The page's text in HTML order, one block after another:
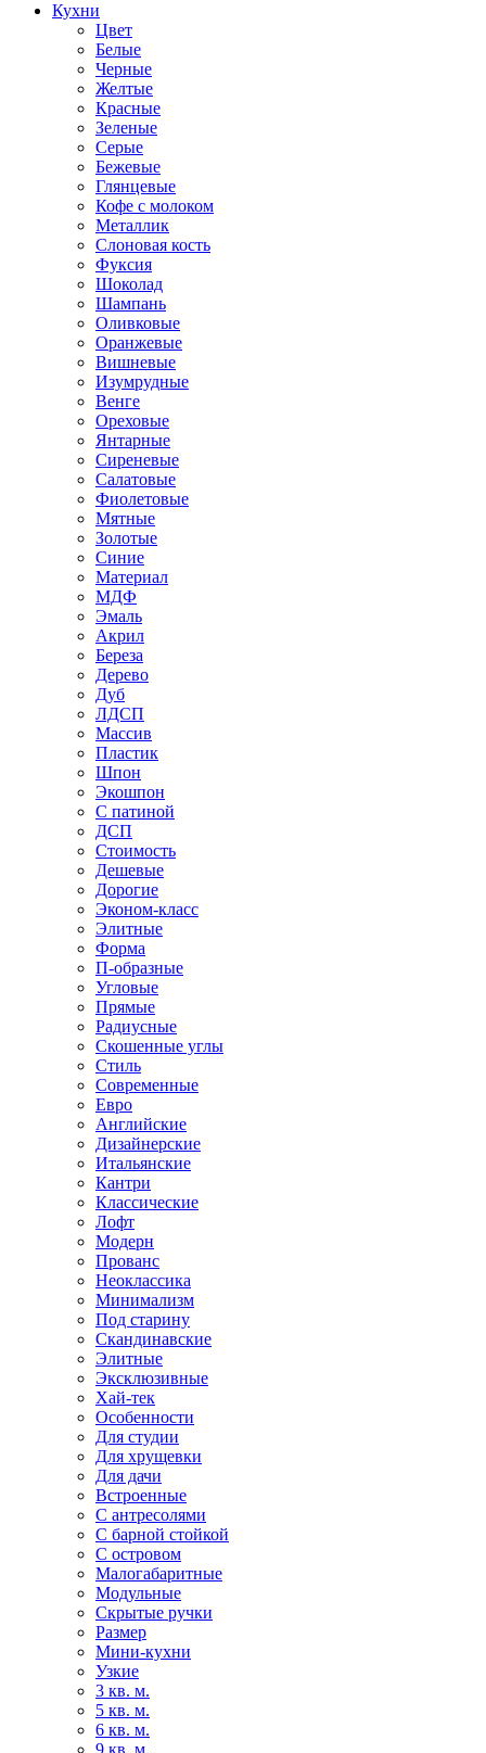
Кухни
Цвет
Белые
Черные
Желтые
Красные
Зеленые
Серые
Бежевые
Глянцевые
Кофе с молоком
Металлик
Слоновая кость
Фуксия
Шоколад
Шампань
Оливковые
Оранжевые
Вишневые
Изумрудные
Венге
Ореховые
Янтарные
Сиреневые
Салатовые
Фиолетовые
Мятные
Золотые
Синие
Материал
МДФ
Эмаль
Акрил
Береза
Дерево
Дуб
ЛДСП
Массив
Пластик
Шпон
Экошпон
С патиной
ДСП
Стоимость
Дешевые
Дорогие
Эконом-класс
Элитные
Форма
П-образные
Угловые
Прямые
Радиусные
Скошенные углы
Стиль
Современные
Евро
Английские
Дизайнерские
Итальянские
Кантри
Классические
Лофт
Модерн
Прованс
Неоклассика
Минимализм
Под старину
Скандинавские
Элитные
Эксклюзивные
Хай-тек
Особенности
Для студии
Для хрущевки
Для дачи
Встроенные
С антресолями
С барной стойкой
С островом
Малогабаритные
Модульные
Скрытые ручки
Размер
Мини-кухни
Узкие
3 кв. м.
5 кв. м.
6 кв. м.
9 кв. м.